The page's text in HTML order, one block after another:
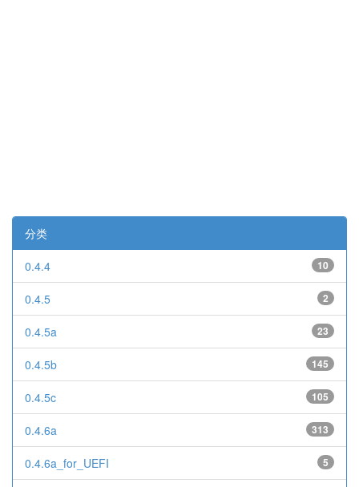
分类
10
0.4.4
2
0.4.5
23
0.4.5a
145
0.4.5b
105
0.4.5c
313
0.4.6a
5
0.4.6a_for_UEFI